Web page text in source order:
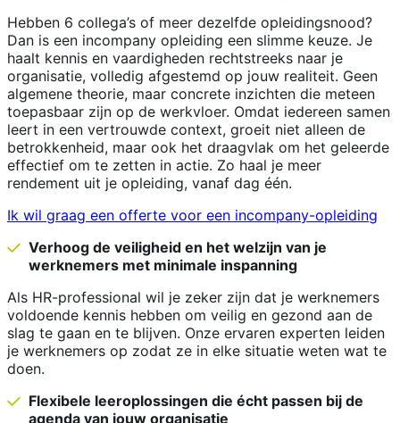
Hebben 6 collega’s of meer dezelfde opleidingsnood?
Dan is een incompany opleiding een slimme keuze. Je
haalt kennis en vaardigheden rechtstreeks naar je
organisatie, volledig afgestemd op jouw realiteit. Geen
algemene theorie, maar concrete inzichten die meteen
toepasbaar zijn op de werkvloer. Omdat iedereen samen
leert in een vertrouwde context, groeit niet alleen de
betrokkenheid, maar ook het draagvlak om het geleerde
effectief om te zetten in actie. Zo haal je meer
rendement uit je opleiding, vanaf dag één.
Ik wil graag een offerte voor een incompany-opleiding
Verhoog de veiligheid en het welzijn van je
werknemers met minimale inspanning
Als HR-professional wil je zeker zijn dat je werknemers
voldoende kennis hebben om veilig en gezond aan de
slag te gaan en te blijven. Onze ervaren experten leiden
je werknemers op zodat ze in elke situatie weten wat te
doen.
Flexibele leeroplossingen die écht passen bij de
agenda van jouw organisatie